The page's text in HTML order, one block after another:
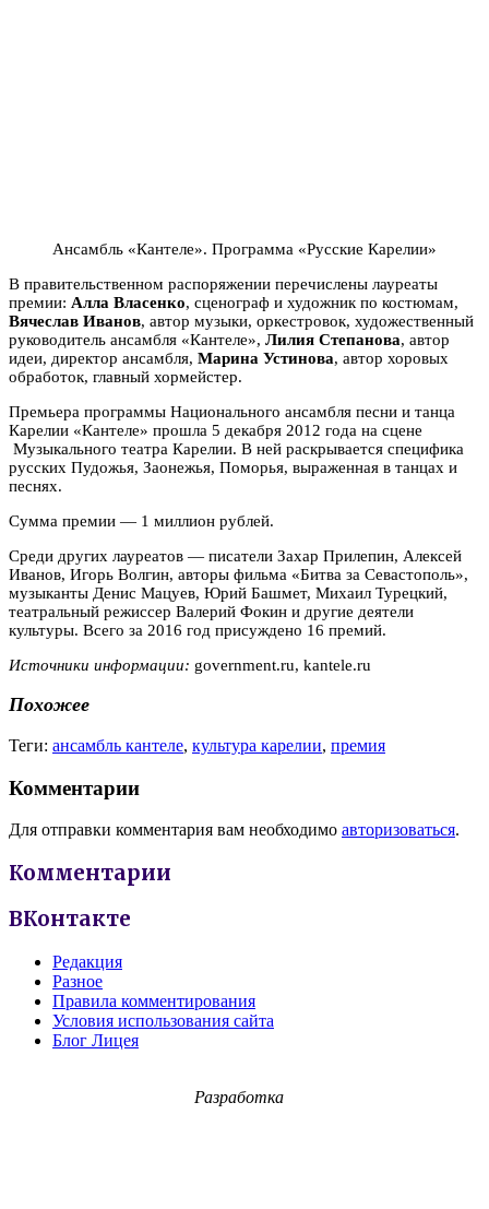
Ансамбль «Кантеле». Программа «Русские Карелии»
В правительственном распоряжении перечислены лауреаты
премии: Алла Власенко, сценограф и художник по костюмам,
Вячеслав Иванов, автор музыки, оркестровок, художественный
руководитель ансамбля «Кантеле», Лилия Степанова, автор
идеи, директор ансамбля, Марина Устинова, автор хоровых
обработок, главный хормейстер.
Премьера программы Национального ансамбля песни и танца
Карелии «Кантеле» прошла 5 декабря 2012 года на сцене
Музыкального театра Карелии. В ней раскрывается специфика
русских Пудожья, Заонежья, Поморья, выраженная в танцах и
песнях.
Сумма премии — 1 миллион рублей.
Среди других лауреатов — писатели Захар Прилепин, Алексей
Иванов, Игорь Волгин, авторы фильма «Битва за Севастополь»,
музыканты Денис Мацуев, Юрий Башмет, Михаил Турецкий,
театральный режиссер Валерий Фокин и другие деятели
культуры. Всего за 2016 год присуждено 16 премий.
Источники информации: government.ru, kantele.ru
Похожее
Теги: ансамбль кантеле, культура карелии, премия
Комментарии
Для отправки комментария вам необходимо авторизоваться.
Комментарии
ВКонтакте
Редакция
Разное
Правила комментирования
Условия использования сайта
Блог Лицея
Разработка